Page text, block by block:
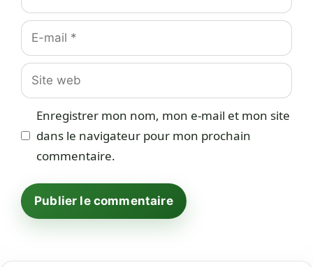
E-
mail
Site
web
Enregistrer mon nom, mon e-mail et mon site
dans le navigateur pour mon prochain
commentaire.